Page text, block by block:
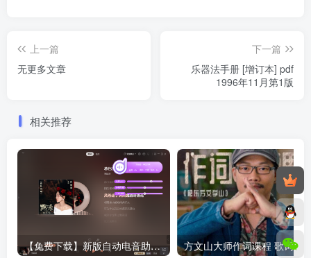
上一篇
无更多文章
下一篇
乐器法手册 [增订本] pdf
1996年11月第1版
相关推荐
【免费下载】新版自动电音助手 自动识别基调 一键升降调 消除伴奏 直播唱歌修音辅助工具 招收代理